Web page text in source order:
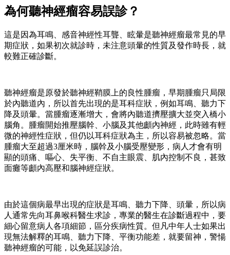
為何聽神經瘤容易誤診？
這是因為耳鳴、感音神經性耳聾、眩暈是聽神經瘤最常見的早
期症狀，如果初次就診時，未注意頭暈的性質及發作時長，就
較難正確診斷。
聽神經瘤是原發於聽神經鞘膜上的良性腫瘤，早期腫瘤只局限
於內聽道內，所以首先出現的是耳科症狀，例如耳鳴、聽力下
降及頭暈。當腫瘤逐漸增大，會將內聽道擠壓擴大並突入橋小
腦角。腫瘤開始推壓腦幹、小腦及其他顱內神經，此時雖有輕
微的神經性症狀，但仍以耳科症狀為主，所以容易被忽略。當
腫瘤大至超過3厘米時，腦幹及小腦受壓變形，病人才會有明
顯的頭痛、嘔心、失平衡、不自主眼震、肌內控制不良，甚致
面癱等顱內高壓和腦神經症狀。
由於這個病最早出現的症狀是耳鳴、聽力下降、頭暈，所以病
人通常先向耳鼻喉科醫生求診，專業的醫生在診斷過程中，要
細心留意病人各項細節，區分疾病性質。但凡中年人士如果出
現無法解釋的耳鳴、聽力下降、平衡功能差，就要留神，警愓
聽神經瘤的可能，以免延誤診治。